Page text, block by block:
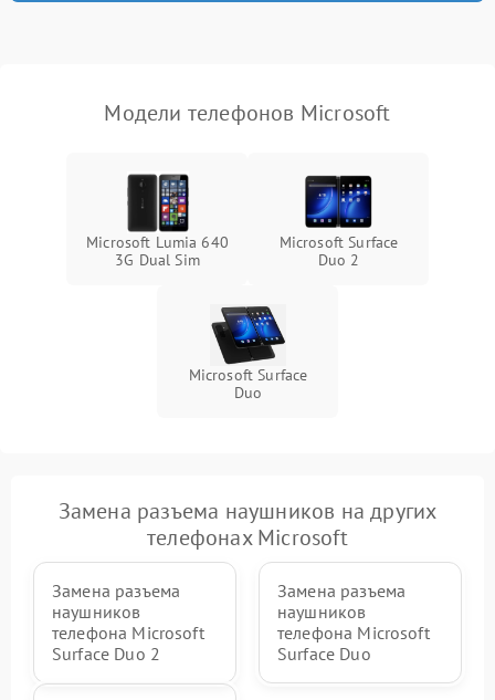
Модели телефонов Microsoft
Microsoft Lumia 640
3G Dual Sim
Microsoft Surface
Duo 2
Microsoft Surface
Duo
Замена разъема наушников на других
телефонах Microsoft
Замена разъема
наушников
телефона Microsoft
Surface Duo 2
Замена разъема
наушников
телефона Microsoft
Surface Duo